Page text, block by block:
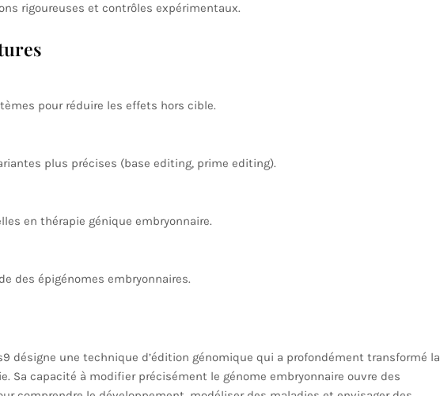
rigoureuses et contrôles expérimentaux.
pour réduire les effets hors cible.
plus précises (base editing, prime editing).
en thérapie génique embryonnaire.
des épigénomes embryonnaires.
désigne une technique d’édition génomique qui a profondément transformé la
Sa capacité à modifier précisément le génome embryonnaire ouvre des